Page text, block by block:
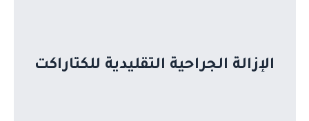
الإزالة الجراحية التقليدية للكتاراكت